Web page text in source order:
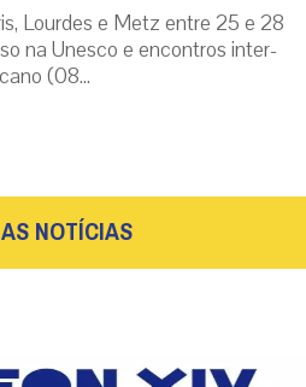
Lourdes e Metz entre 25 e 28
na Unesco e encontros inter-
(08...
NOTÍCIAS